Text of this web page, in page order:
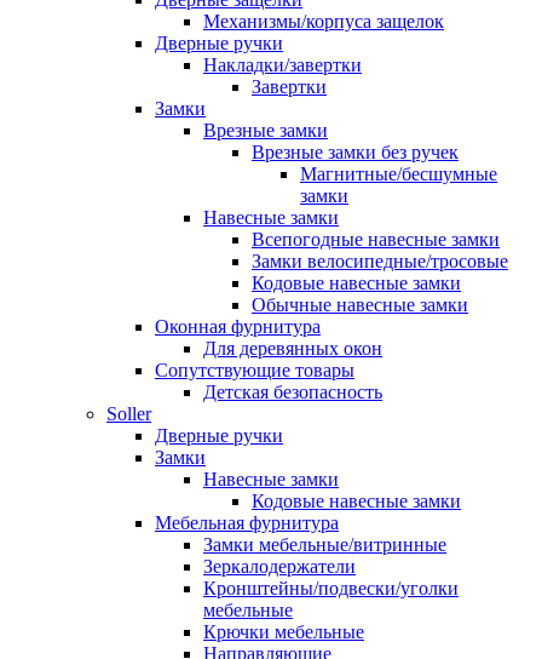
Механизмы/корпуса защелок
Дверные ручки
Накладки/завертки
Завертки
Замки
Врезные замки
Врезные замки без ручек
Магнитные/бесшумные
замки
Навесные замки
Всепогодные навесные замки
Замки велосипедные/тросовые
Кодовые навесные замки
Обычные навесные замки
Оконная фурнитура
Для деревянных окон
Сопутствующие товары
Детская безопасность
Soller
Дверные ручки
Замки
Навесные замки
Кодовые навесные замки
Мебельная фурнитура
Замки мебельные/витринные
Зеркалодержатели
Кронштейны/подвески/уголки
мебельные
Крючки мебельные
Направляющие